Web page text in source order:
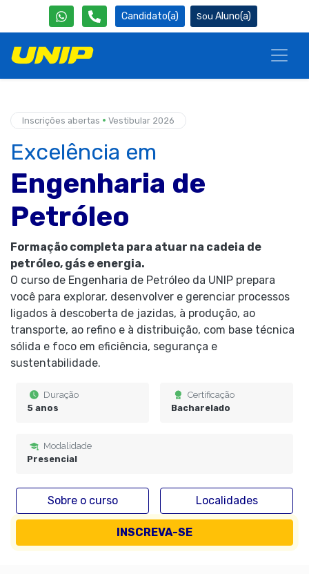
Candidato(a) Aluno(a)
Inscrições abertas • Vestibular 2026
Excelência em
Engenharia de
Petróleo
Formação completa para atuar na cadeia de
petróleo, gás e energia.
O curso de Engenharia de Petróleo da UNIP prepara
você para explorar, desenvolver e gerenciar processos
ligados à descoberta de jazidas, à produção, ao
transporte, ao refino e à distribuição, com base técnica
sólida e foco em eficiência, segurança e
sustentabilidade.
Duração
5 anos
Certificação
Bacharelado
Modalidade
Presencial
Sobre o curso Localidades
INSCREVA-SE